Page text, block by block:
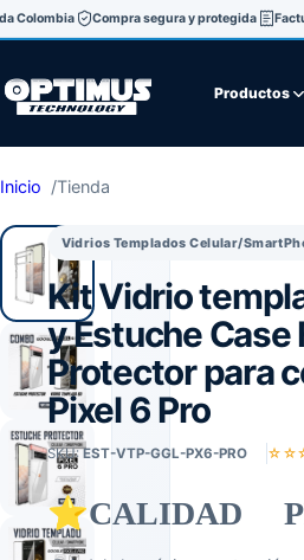
Colombia Compra segura y protegida
Productos
Inicio Tienda
Vidrios Templados Celular/
Kit Vidrio
y Estuche Case
Protector para
Pixel 6 Pro
SKU:EST-VTP-GGL-PX6-PRO
⭐CALIDAD